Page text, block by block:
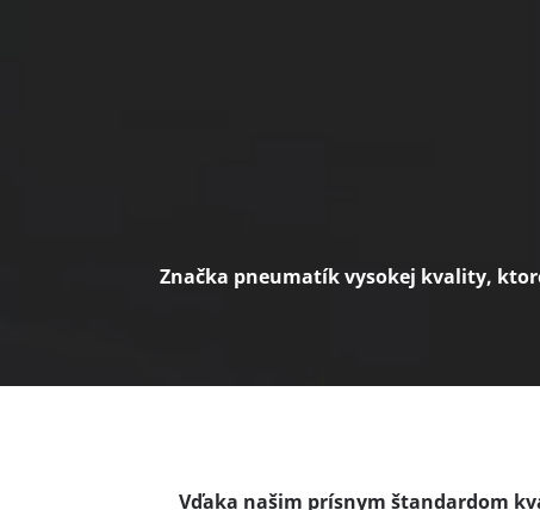
Značka pneumatík vysokej kvality,
Vďaka našim prísnym štandardom